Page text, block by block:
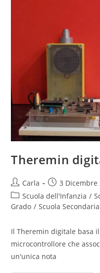
Theremin
Post
author:
Carla
Post
published:
3 Dicembre
Post
category:
Scuola dell'Infanzia /
Grado / Scuola
Il Theremin digitale basa
microcontrollore che
un'unica nota